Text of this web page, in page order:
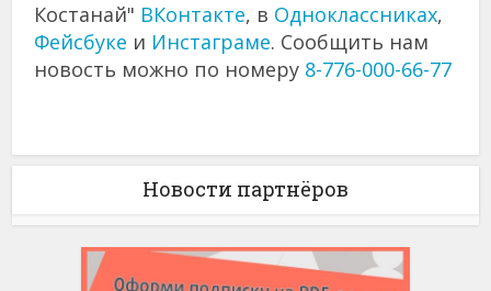
Костанай" ВКонтакте, в Одноклассниках,
Фейсбуке и Инстаграме. Сообщить нам
новость можно по номеру 8-776-000-66-77
Новости партнёров